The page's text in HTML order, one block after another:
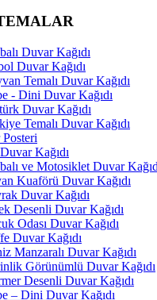
Duvar Kağıdı
Duvar Kağıdı
Temalı Duvar Kağıdı
- Dini Duvar Kağıdı
Duvar Kağıdı
Temalı Duvar Kağıdı
Kağıdı
ve Motosiklet Duvar
Kuaförü Duvar Kağıdı
Duvar Kağıdı
Desenli Duvar Kağıdı
Odası Duvar Kağıdı
Duvar Kağıdı
Manzaralı Duvar Kağıdı
Görünümlü Duvar Kağıdı
Desenli Duvar Kağıdı
– Dini Duvar Kağıdı